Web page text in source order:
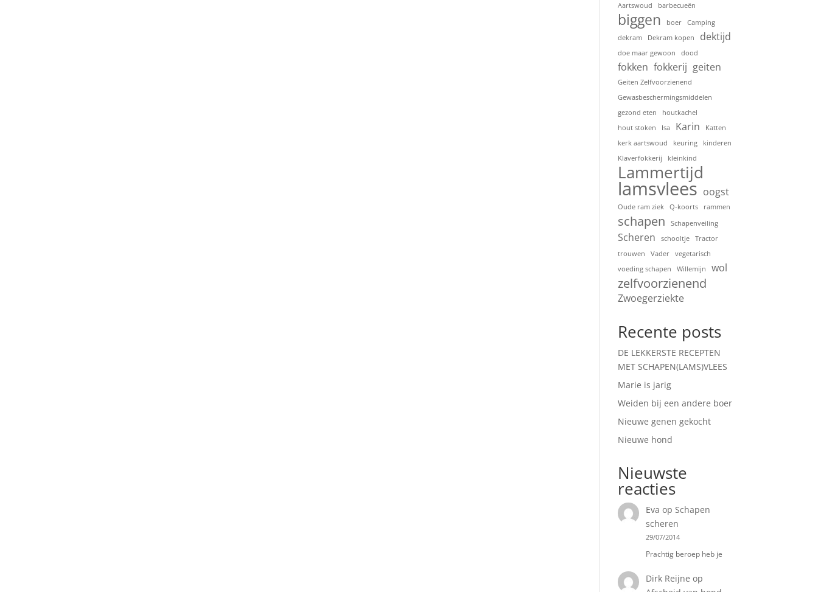
Aartswoud barbecueën
biggen boer
Camping
dekram
Dekram kopen dektijd
doe maar gewoon dood
fokken fokkerij geiten
Geiten Zelfvoorzienend
Gewasbeschermingsmiddelen
gezond eten
houtkachel
hout stoken
Isa Karin
Katten
kerk aartswoud
keuring
kinderen
Klaverfokkerij
kleinkind
Lammertijd
lamsvlees oogst
Oude ram ziek Q-koorts rammen
schapen Schapenveiling
Scheren schooltje
Tractor
trouwen
Vader
vegetarisch
voeding schapen
Willemijn wol
zelfvoorzienend
Zwoegerziekte
Recente posts
DE LEKKERSTE RECEPTEN
MET SCHAPEN(LAMS)VLEES
Marie is jarig
Weiden bij een andere boer
Nieuwe genen gekocht
Nieuwe hond
Nieuwste
reacties
Eva op Schapen
scheren
29/07/2014
Prachtig beroep heb je
Dirk Reijne op